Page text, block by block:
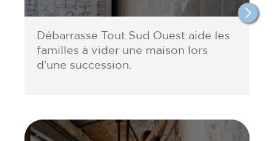
Débarrasse Tout Sud Ouest aide les
familles à vider une maison lors
d'une succession.